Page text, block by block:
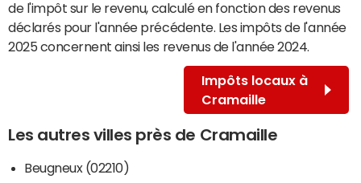
de l'impôt sur le revenu, calculé en fonction des revenus
déclarés pour l'année précédente. Les impôts de l'année
2025 concernent ainsi les revenus de l'année 2024.
Impôts locaux à
Cramaille
Les autres villes près de Cramaille
Beugneux (02210)